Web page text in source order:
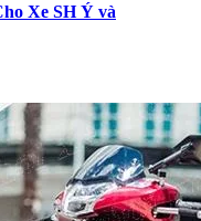
Xe SH Ý và